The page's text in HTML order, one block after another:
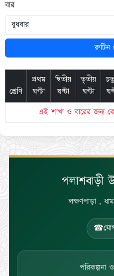
বার
রুটিন
শ্রেণি
প্রথম
ঘণ্টা
দ্বিতীয়
ঘণ্টা
তৃতীয়
ঘণ্টা
এই শাখা ও বারের জন্য
পলাশবাড়ী
লক্ষণপাড়া ,
☎
পরিকল্পনা